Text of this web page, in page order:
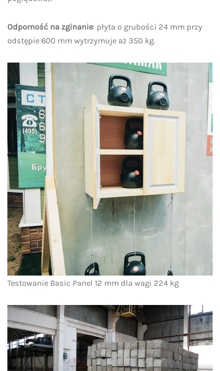
Odporność na zginanie: płyta o grubości 24 mm przy
odstępie 600 mm wytrzymuje aż 350 kg.
Testowanie Basic Panel 12 mm dla wagi 224 kg